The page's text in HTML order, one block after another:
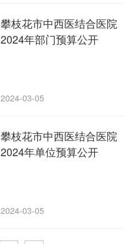
攀枝花市中西医结合医院
2024年部门预算公开
2024-03-05
攀枝花市中西医结合医院
2024年单位预算公开
2024-03-05